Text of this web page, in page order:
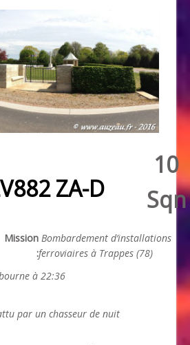
ZA-D
10
Sqn
Mission
:
Bombardement d’installations
ferroviaires à Trappes (78)
à 22:36
par un chasseur de nuit